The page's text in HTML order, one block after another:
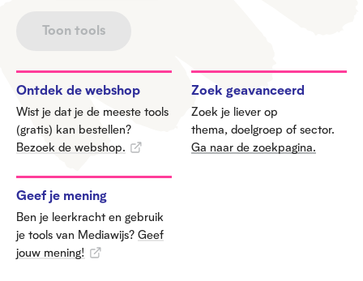
r
l
r
o
e
p
Toon tools
Ontdek de webshop
Wist je dat je de meeste tools
(gratis) kan bestellen?
Bezoek de webshop.
Zoek geavanceerd
Zoek je liever op
thema, doelgroep of sector.
Ga naar de zoekpagina.
Geef je mening
Ben je leerkracht en gebruik
je tools van Mediawijs? Geef
jouw mening!